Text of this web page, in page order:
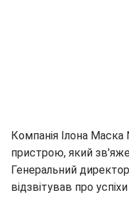
Компанія Ілона
пристрою, який
Генеральний
відзвітував про